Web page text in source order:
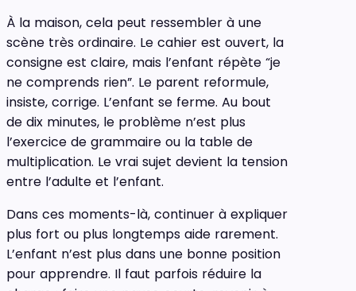
À la maison, cela peut ressembler à une
scène très ordinaire. Le cahier est ouvert, la
consigne est claire, mais l’enfant répète “je
ne comprends rien”. Le parent reformule,
insiste, corrige. L’enfant se ferme. Au bout
de dix minutes, le problème n’est plus
l’exercice de grammaire ou la table de
multiplication. Le vrai sujet devient la tension
entre l’adulte et l’enfant.
Dans ces moments-là, continuer à expliquer
plus fort ou plus longtemps aide rarement.
L’enfant n’est plus dans une bonne position
pour apprendre. Il faut parfois réduire la